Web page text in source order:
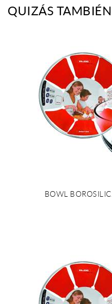
QUIZÁS
BOWL